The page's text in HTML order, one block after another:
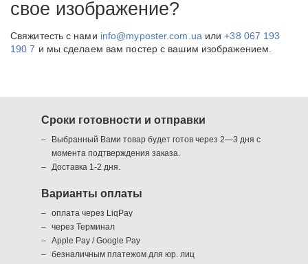
свое изображение?
Свяжитесть с нами info@myposter.com.ua или+38 067 193
190 7 и мы сделаем вам постер с вашим изображением.
Сроки готовности и отправки
Выбранный Вами товар будет готов через 2—3 дня с
момента подтверждения заказа.
Доставка 1-2 дня.
Варианты оплаты
оплата через LiqPay
через Терминал
Apple Pay / Google Pay
безналичным платежом для юр. лиц